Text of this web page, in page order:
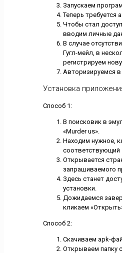
Запускаем
Теперь требуется
Чтобы стал
вводим личные
В случае
Гугл-мейл, в
регистрируем
Авторизируемся в
Установка
Способ 1:
В поисковик в
«Murder us».
Находим нужное,
соответствующий
Открывается
запрашиваемого
Здесь станет
установки.
Дожидаемся
кликаем
Способ 2:
Скачиваем apk-
Открываем папку